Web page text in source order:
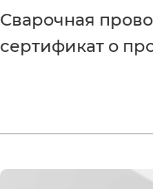
Сварочная
сертификат о